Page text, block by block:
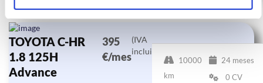
TOYOTA C-HR
1.8 125H
Advance
395
€/mes
(IVA
incluido)
10000
km
24 meses
0 CV